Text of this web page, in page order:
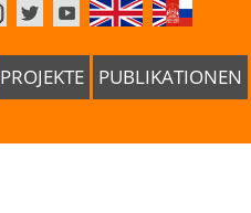
PROJEKTE PUBLIKATIONEN